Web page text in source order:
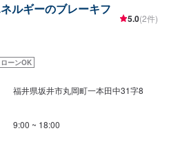
ルギーのブレーキフ
5.0(2件)
ローンOK
福井県坂井市丸岡町一本田中31字8
9:00 ~ 18:00